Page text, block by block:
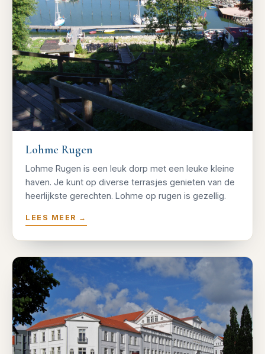
Lohme Rugen
Lohme Rugen is een leuk dorp met een leuke kleine
haven. Je kunt op diverse terrasjes genieten van de
heerlijkste gerechten. Lohme op rugen is gezellig.
LEES MEER →